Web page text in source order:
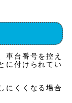
車台番号を控え
に付けられてい
にくくなる場合